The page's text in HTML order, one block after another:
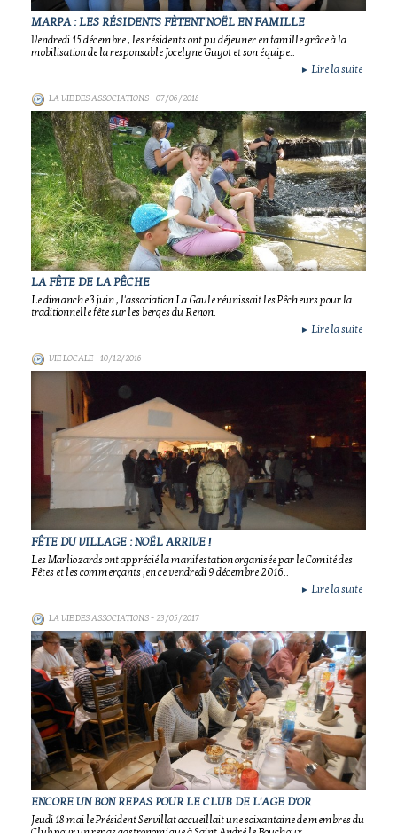
MARPA : LES RÉSIDENTS FÈTENT NOËL EN FAMILLE
Vendredi 15 décembre , les résidents ont pu déjeuner en famille grâce à la
mobilisation de la responsable Jocelyne Guyot et son équipe..
► Lire la suite
LA VIE DES ASSOCIATIONS- 07/06/2018
LA FÊTE DE LA PÊCHE
Le dimanche 3 juin , l'association La Gaule réunissait les Pêcheurs pour la
traditionnelle fête sur les berges du Renon.
► Lire la suite
VIE LOCALE- 10/12/2016
FÊTE DU VILLAGE : NOËL ARRIVE !
Les Marliozards ont apprécié la manifestation organisée par le Comité des
Fêtes et les commerçants ,en ce vendredi 9 décembre 2016..
► Lire la suite
LA VIE DES ASSOCIATIONS- 23/05/2017
ENCORE UN BON REPAS POUR LE CLUB DE L'AGE D'OR
Jeudi 18 mai le Président Servillat accueillait une soixantaine de membres du